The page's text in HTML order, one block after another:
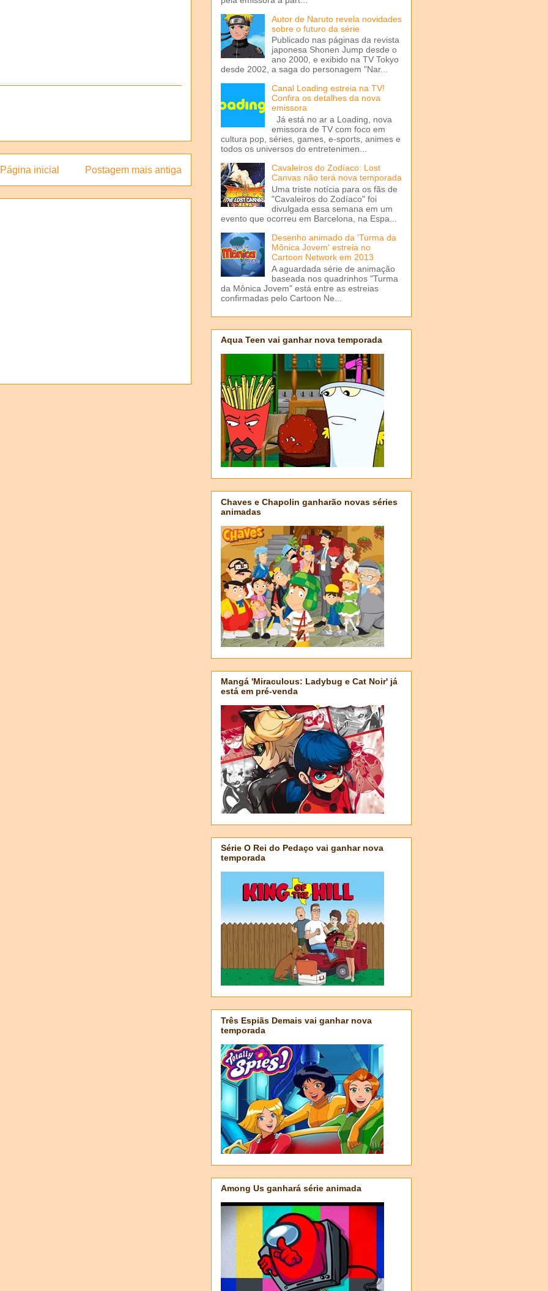
Postagem mais antiga
Página inicial
Autor de Naruto revela novidades
sobre o futuro da série
Publicado nas páginas da revista
japonesa Shonen Jump desde o
ano 2000, e exibido na TV Tokyo
desde 2002, a saga do personagem "Nar...
Canal Loading estreia na TV!
Confira os detalhes da nova
emissora
Já está no ar a Loading, nova
emissora de TV com foco em
cultura pop, séries, games, e-sports, animes e
todos os universos do entretenimen...
Cavaleiros do Zodíaco: Lost
Canvas não terá nova temporada
Uma triste notícia para os fãs de
"Cavaleiros do Zodíaco" foi
divulgada essa semana em um
evento que ocorreu em Barcelona, na Espa...
Desenho animado da 'Turma da
Mônica Jovem' estreia no
Cartoon Network em 2013
A aguardada série de animação
baseada nos quadrinhos "Turma
da Mônica Jovem" está entre as estreias
confirmadas pelo Cartoon Ne...
Aqua Teen vai ganhar nova temporada
Chaves e Chapolin ganharão novas séries
animadas
Mangá 'Miraculous: Ladybug e Cat Noir' já
está em pré-venda
Série O Rei do Pedaço vai ganhar nova
temporada
Três Espiãs Demais vai ganhar nova
temporada
Among Us ganhará série animada